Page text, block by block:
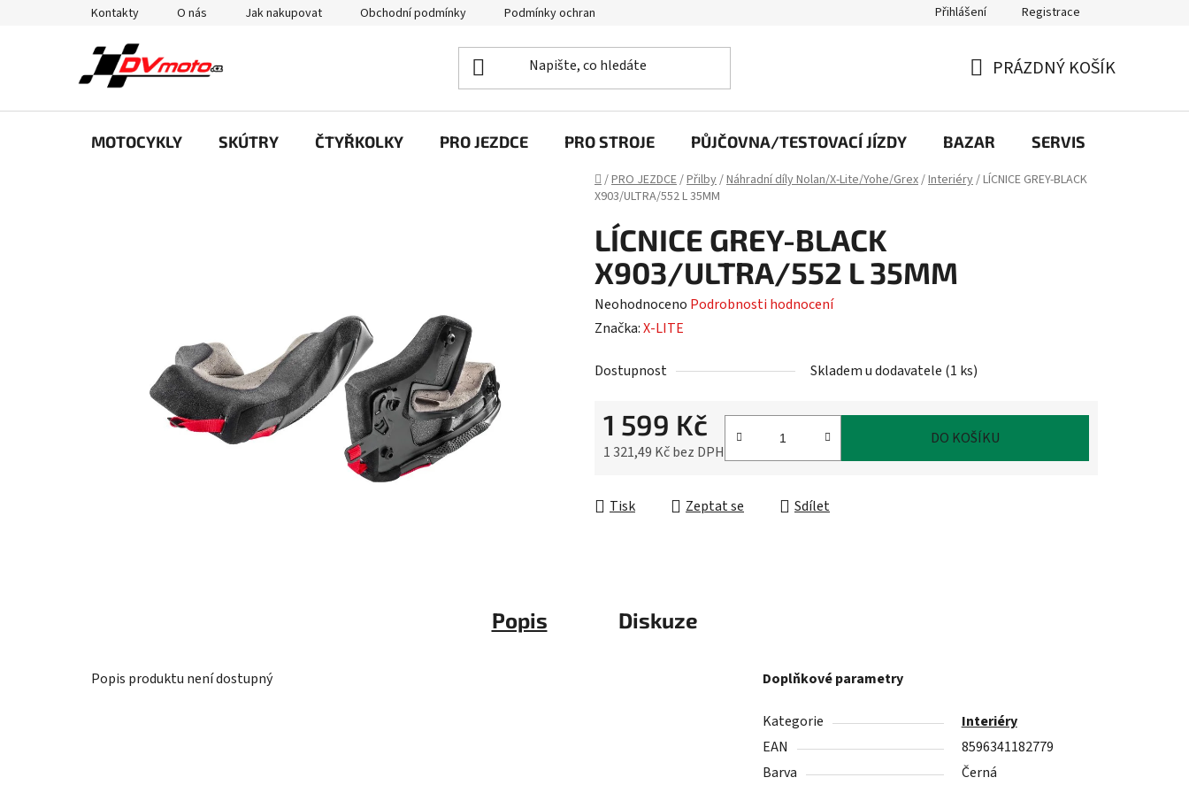
Kontakty O nás Jak nakupovat Obchodní podmínky Podmínky ochrany osobních údajů Přihlášení Registrace
KOŠÍK
PRÁZDNÝ KOŠÍK
MOTOCYKLY SKÚTRY ČTYŘKOLKY PRO JEZDCE PRO STROJE PŮJČOVNA/TESTOVACÍ JÍZDY BAZAR SERVIS
Domů
/PRO JEZDCE/Přilby/Náhradní díly Nolan/X-Lite/Yohe/Grex/Interiéry/LÍCNICE GREY-BLACK
X903/ULTRA/552 L 35MM
LÍCNICE GREY-BLACK
X903/ULTRA/552 L 35MM
Průměrné
hodnocení
je
Neohodnoceno Podrobnosti hodnocení
Značka:X-LITE
Dostupnost Skladem u dodavatele (1 ks)
1 599 Kč
1 321,49 Kč bez DPH
DO KOŠÍKU
Tisk Zeptat se Sdílet
Popis Diskuze
Popis produktu není dostupný Doplňkové parametry
Kategorie
Interiéry
EAN
8596341182779
Barva
Černá